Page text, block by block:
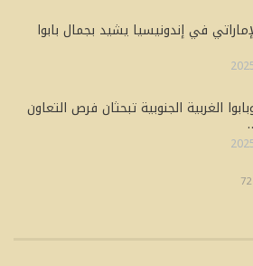
في إندونيسيا يشيد بجمال بابوا
الغربية الجنوبية تبحثان فرص التعاون